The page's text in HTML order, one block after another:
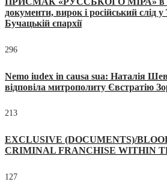
документи, вирок і російський слід
Бучацькій єпархії
296
Nemo iudex in causa sua: Наталія
відповіла митрополиту Євстратію
213
EXCLUSIVE (DOCUMENTS)/
CRIMINAL FRANCHISE WITHIN
127